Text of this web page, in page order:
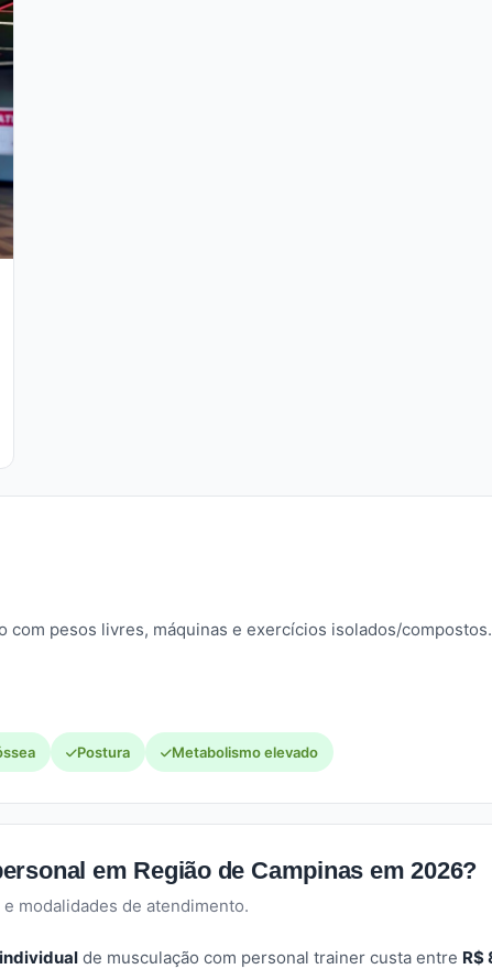
com pesos livres, máquinas e exercícios isolados/
Postura Metabolismo elevado
em Região de Campinas em 2026?
modalidades de atendimento.
de musculação com personal trainer custa entre R$